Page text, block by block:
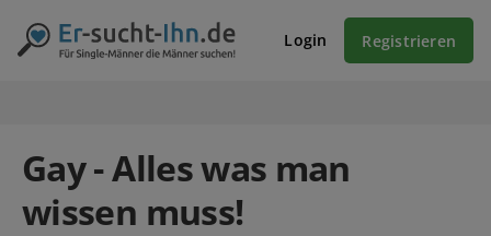
Login Registrieren
Gay - Alles was man
wissen muss!